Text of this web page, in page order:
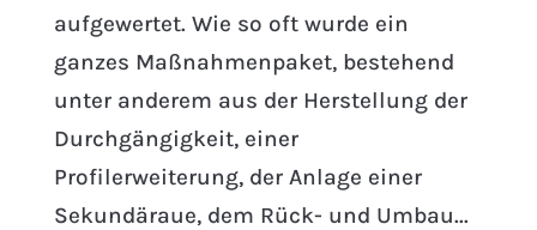
aufgewertet. Wie so oft wurde ein
ganzes Maßnahmenpaket, bestehend
unter anderem aus der Herstellung der
Durchgängigkeit, einer
Profilerweiterung, der Anlage einer
Sekundäraue, dem Rück- und Umbau...